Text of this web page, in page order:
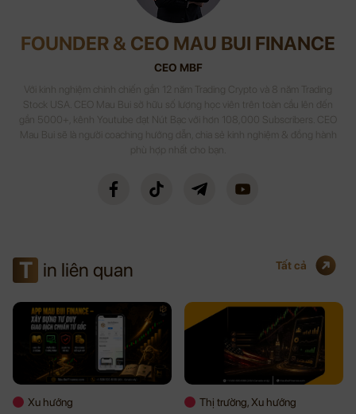
FOUNDER & CEO MAU BUI FINANCE
CEO MBF
Với kinh nghiệm chinh chiến gần 12 năm Trading Crypto và 8 năm Trading
Stock USA. CEO Mau Bui sở hữu số lượng học viên trên toàn cầu lên đến
gần 5000+, kênh Youtube đạt Nút Bạc với hơn 108,000 Subscribers. CEO
Mau Bui sẽ là người coaching hướng dẫn, chia sẻ kinh nghiệm & đồng hành
phù hợp nhất cho bạn.
T in liên quan Tất cả
Xu hướng Thị trường, Xu hướng